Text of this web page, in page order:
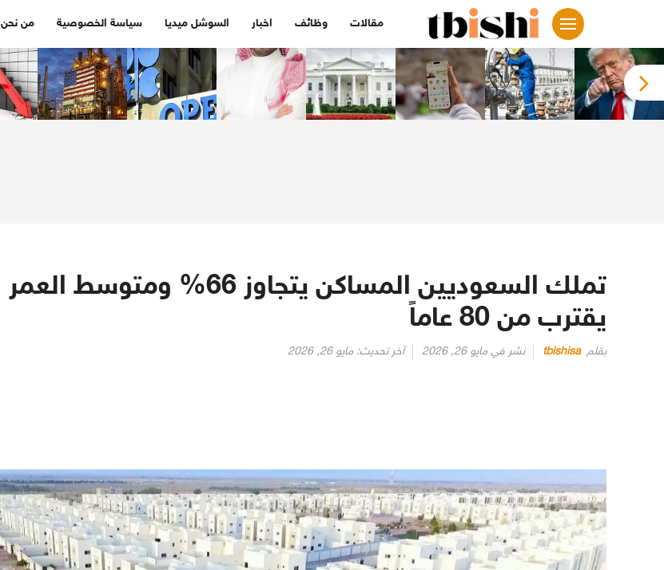
مقالات وظائف اخبار السوشل ميديا سياسة الخصوصية من نحن
تملك السعوديين المساكن يتجاوز 66% ومتوسط العمر
يقترب من 80 عاماً
بقلم tbishisa نشر في مايو 26, 2026 آخر تحديث: مايو 26, 2026